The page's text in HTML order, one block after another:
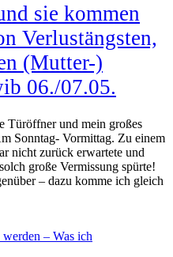
sie kommen
Verlustängsten,
(Mutter-)
06./07.05.
Türöffner und mein großes
Sonntag- Vormittag. Zu einem
nicht zurück erwartete und
große Vermissung spürte!
– dazu komme ich gleich